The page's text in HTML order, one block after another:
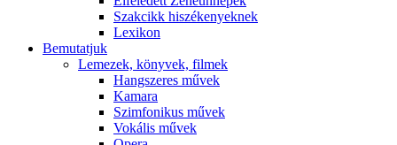
Szakcikk hiszékenyeknek
Lexikon
Bemutatjuk
Lemezek, könyvek, filmek
Hangszeres művek
Kamara
Szimfonikus művek
Vokális művek